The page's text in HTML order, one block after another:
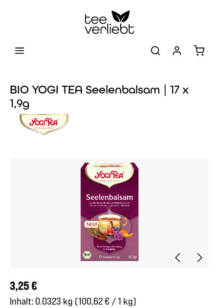
BIO YOGI TEA Seelenbalsam | 17 x
1,9g
Bildergalerie überspringen
Regulärer Preis:
3,25 €
Inhalt: 0.0323 kg (100,62 € / 1 kg)